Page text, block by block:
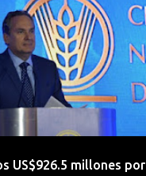
US$926.5 millones